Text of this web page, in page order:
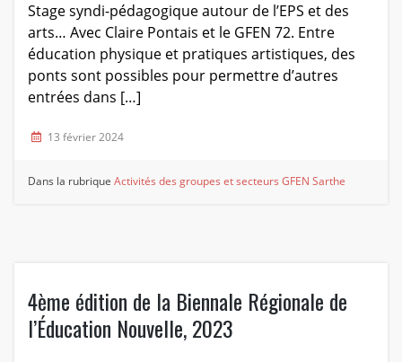
Stage syndi-pédagogique autour de l’EPS et des
arts… Avec Claire Pontais et le GFEN 72. Entre
éducation physique et pratiques artistiques, des
ponts sont possibles pour permettre d’autres
entrées dans […]
13 février 2024
Dans la rubriqueActivités des groupes et secteurs GFEN Sarthe
4ème édition de la Biennale Régionale de
l’Éducation Nouvelle, 2023